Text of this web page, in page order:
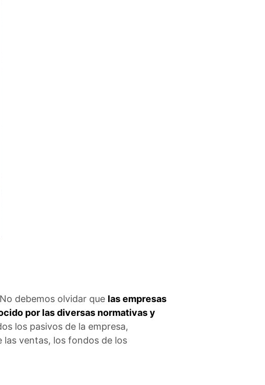
debemos olvidar que las empresas
por las diversas normativas y
los pasivos de la empresa,
las ventas, los fondos de los